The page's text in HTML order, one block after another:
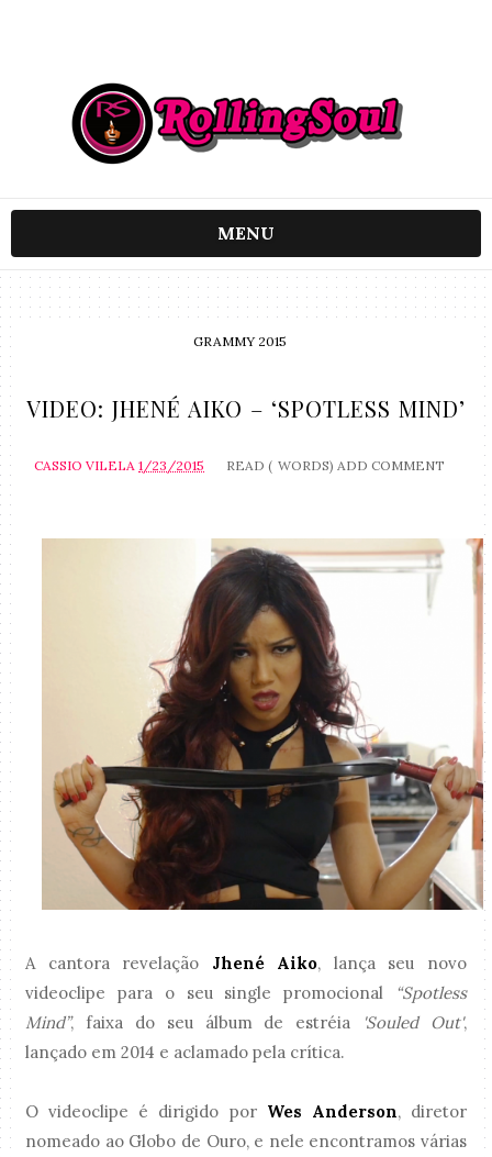
MENU
GRAMMY 2015
VIDEO: JHENÉ AIKO – ‘SPOTLESS MIND’
CASSIO VILELA 1/23/2015 READ ( WORDS) ADD COMMENT
A cantora revelação Jhené Aiko, lança seu novo
videoclipe para o seu single promocional
“Spotless
Mind”, faixa do seu álbum de estréia 'Souled Out',
lançado em 2014 e aclamado pela crítica.
O videoclipe é dirigido por Wes Anderson, diretor
nomeado ao Globo de Ouro, e nele encontramos várias